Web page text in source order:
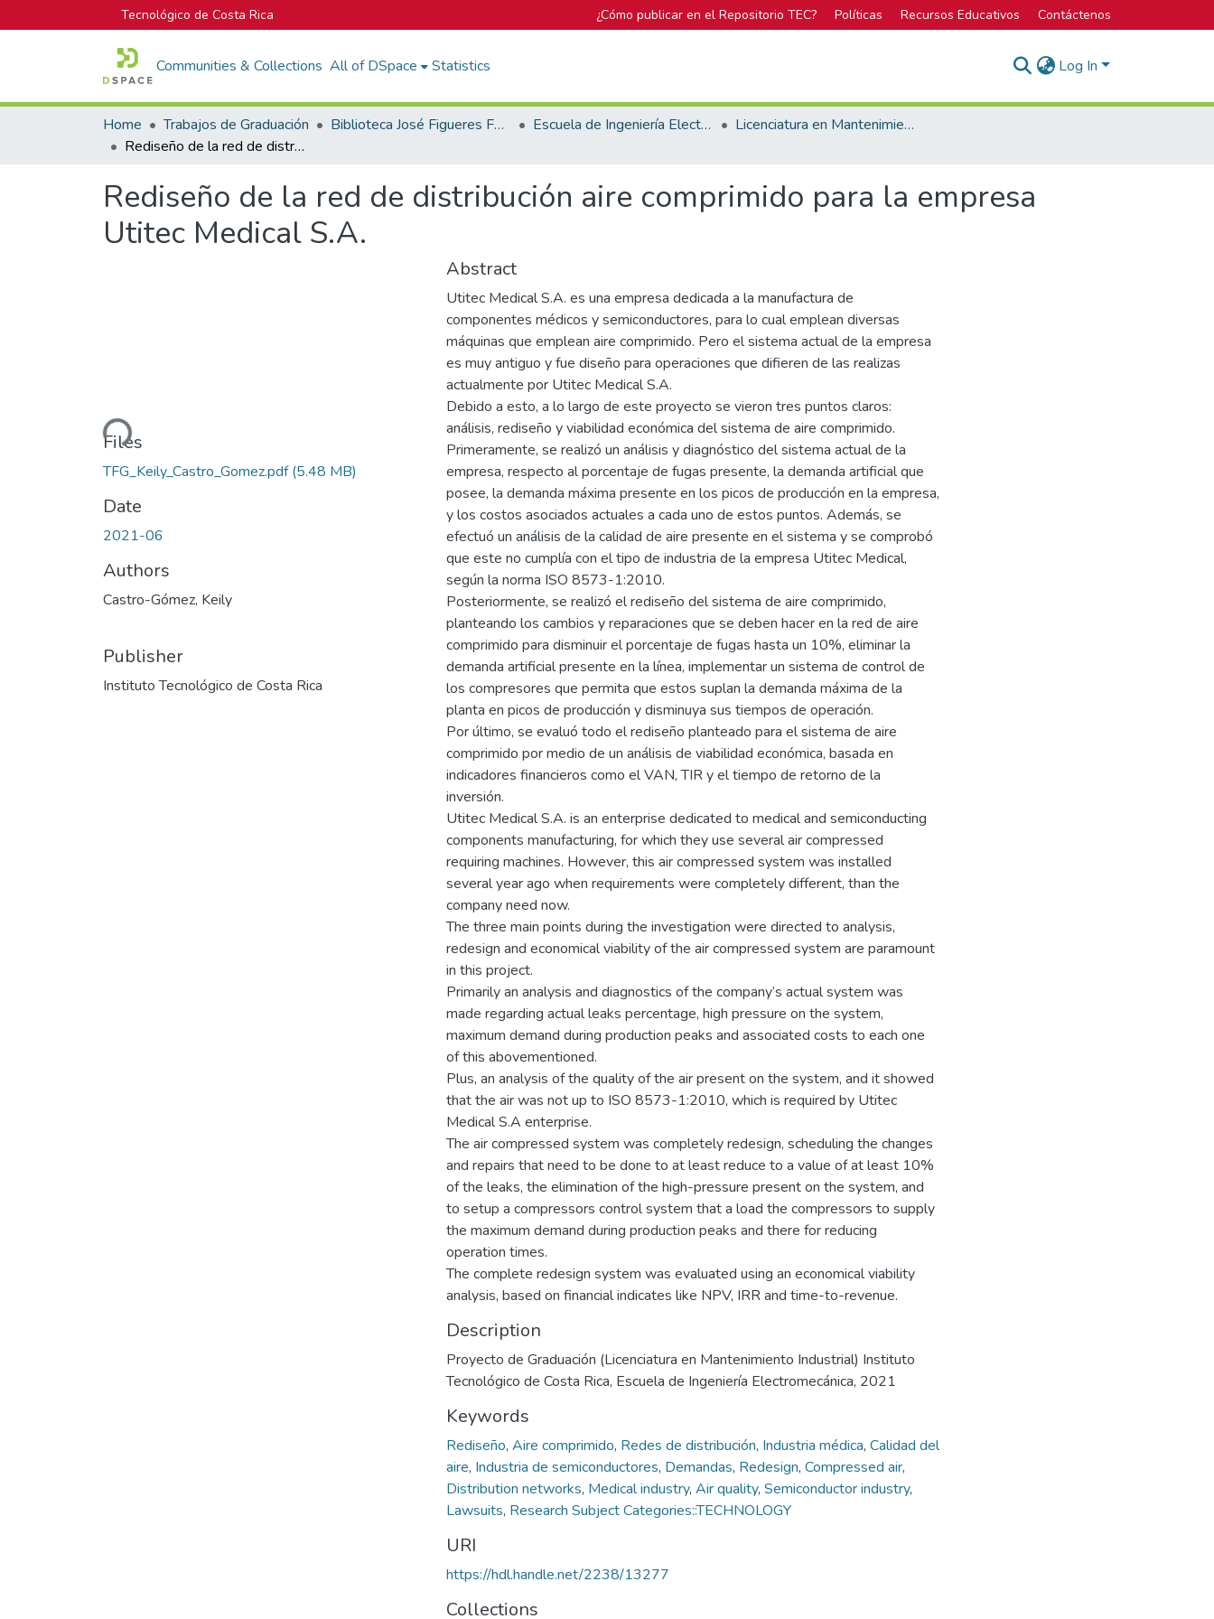
Tecnológico de Costa Rica ¿Cómo publicar en el Repositorio TEC? Políticas Recursos Educativos Contáctenos
Communities & Collections All of DSpace Statistics Log In
Home Trabajos de Graduación Biblioteca José Figueres Ferrer Escuela de Ingeniería Electromecánica
Licenciatura en Mantenimiento Industrial
Rediseño de la red de distribución aire comprimido para la empresa Utitec Medical S.A.
Rediseño de la red de distribución aire comprimido para la empresa
Utitec Medical S.A.
Loading...
Files
TFG_Keily_Castro_Gomez.pdf(5.48 MB)
Date
2021-06
Authors
Castro-Gómez, Keily
Publisher
Instituto Tecnológico de Costa Rica
Abstract
Utitec Medical S.A. es una empresa dedicada a la manufactura de
componentes médicos y semiconductores, para lo cual emplean diversas
máquinas que emplean aire comprimido. Pero el sistema actual de la empresa
es muy antiguo y fue diseño para operaciones que difieren de las realizas
actualmente por Utitec Medical S.A.
Debido a esto, a lo largo de este proyecto se vieron tres puntos claros:
análisis, rediseño y viabilidad económica del sistema de aire comprimido.
Primeramente, se realizó un análisis y diagnóstico del sistema actual de la
empresa, respecto al porcentaje de fugas presente, la demanda artificial que
posee, la demanda máxima presente en los picos de producción en la empresa,
y los costos asociados actuales a cada uno de estos puntos. Además, se
efectuó un análisis de la calidad de aire presente en el sistema y se comprobó
que este no cumplía con el tipo de industria de la empresa Utitec Medical,
según la norma ISO 8573-1:2010.
Posteriormente, se realizó el rediseño del sistema de aire comprimido,
planteando los cambios y reparaciones que se deben hacer en la red de aire
comprimido para disminuir el porcentaje de fugas hasta un 10%, eliminar la
demanda artificial presente en la línea, implementar un sistema de control de
los compresores que permita que estos suplan la demanda máxima de la
planta en picos de producción y disminuya sus tiempos de operación.
Por último, se evaluó todo el rediseño planteado para el sistema de aire
comprimido por medio de un análisis de viabilidad económica, basada en
indicadores financieros como el VAN, TIR y el tiempo de retorno de la
inversión.
Utitec Medical S.A. is an enterprise dedicated to medical and semiconducting
components manufacturing, for which they use several air compressed
requiring machines. However, this air compressed system was installed
several year ago when requirements were completely different, than the
company need now.
The three main points during the investigation were directed to analysis,
redesign and economical viability of the air compressed system are paramount
in this project.
Primarily an analysis and diagnostics of the company’s actual system was
made regarding actual leaks percentage, high pressure on the system,
maximum demand during production peaks and associated costs to each one
of this abovementioned.
Plus, an analysis of the quality of the air present on the system, and it showed
that the air was not up to ISO 8573-1:2010, which is required by Utitec
Medical S.A enterprise.
The air compressed system was completely redesign, scheduling the changes
and repairs that need to be done to at least reduce to a value of at least 10%
of the leaks, the elimination of the high-pressure present on the system, and
to setup a compressors control system that a load the compressors to supply
the maximum demand during production peaks and there for reducing
operation times.
The complete redesign system was evaluated using an economical viability
analysis, based on financial indicates like NPV, IRR and time-to-revenue.
Description
Proyecto de Graduación (Licenciatura en Mantenimiento Industrial) Instituto
Tecnológico de Costa Rica, Escuela de Ingeniería Electromecánica, 2021
Keywords
Rediseño, Aire comprimido, Redes de distribución, Industria médica, Calidad del
aire, Industria de semiconductores, Demandas, Redesign, Compressed air,
Distribution networks, Medical industry, Air quality, Semiconductor industry,
Lawsuits, Research Subject Categories::TECHNOLOGY
URI
https://hdl.handle.net/2238/13277
Collections